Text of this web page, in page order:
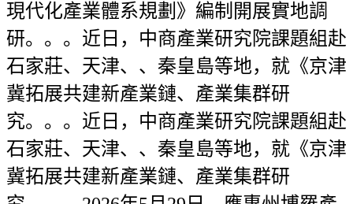
現代化產業體系規劃》編制開展實地調
研。。。近日，中商產業研究院課題組赴
石家莊、天津、、秦皇島等地，就《京津
冀拓展共建新產業鏈、產業集群研
究。。。近日，中商產業研究院課題組赴
石家莊、天津、、秦皇島等地，就《京津
冀拓展共建新產業鏈、產業集群研